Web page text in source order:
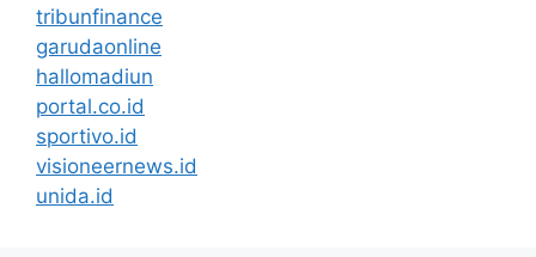
tribunfinance
garudaonline
hallomadiun
portal.co.id
sportivo.id
visioneernews.id
unida.id